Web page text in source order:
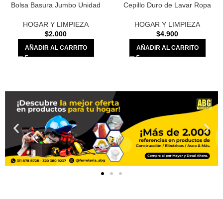
Bolsa Basura Jumbo Unidad
HOGAR Y LIMPIEZA
$2.000
AÑADIR AL CARRITO
Cepillo Duro de Lavar Ropa
HOGAR Y LIMPIEZA
$4.900
AÑADIR AL CARRITO